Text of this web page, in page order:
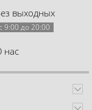
выходных
9:00 до 20:00
нас